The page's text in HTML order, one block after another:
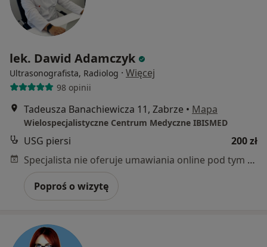
lek. Dawid Adamczyk
Ultrasonografista, Radiolog · Więcej
98 opinii
Tadeusza Banachiewicza 11, Zabrze • Mapa
Wielospecjalistyczne Centrum Medyczne IBISMED
USG piersi
200 zł
Specjalista nie oferuje umawiania online pod tym adresem.
Poproś o wizytę